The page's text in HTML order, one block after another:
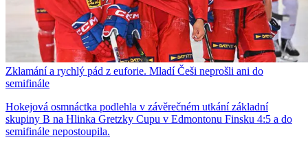
Zklamání a rychlý pád z euforie. Mladí Češi neprošli ani do
semifinále
Hokejová osmnáctka podlehla v závěrečném utkání základní
skupiny B na Hlinka Gretzky Cupu v Edmontonu Finsku 4:5 a do
semifinále nepostoupila.